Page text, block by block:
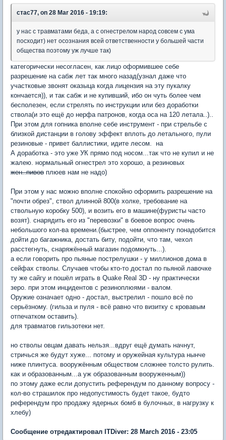
стас77, on 28 Mar 2016 - 19:19:
у нас с травматами беда, а с огнестрелом народ совсем с ума
посходит) нет осознания всей ответственности у большей части
общества поэтому уж лучше так)
категорически несогласен, как лицо оформившее себе
разрешение на сабж лет так много назад(узнал даже что
участковые звонят оказыца когда лицензия на эту пукалку
кончается)), и так сабж и не купивший, ибо он чуть более чем
бесполезен, если стрелять по инструкции или без доработки
ствола(и это ещё до нерфа патронов, когда оса на 120 летала..)..
При этом для гопника вполне себе инструмент - при стрельбе с
близкой дистанции в голову эффект вплоть до летального, пули
резиновые - привет баллистики, идите лесом. на
А доработка - это уже УК прямо под носом...так что не купил и не
жалею. нормальный огнестрел это хорошо, а резиновых
жен..пивов плюев нам не надо)
При этом у нас можно вполне спокойно оформить разрешение на
"почти обрез", ствол длинной 800(в холке, требование на
ствольную коробку 500), и возить его в машине(фуристы часто
возят). снарядить его из "перевозки" в боевое вопрос очень
небольшого кол-ва времени.(быстрее, чем оппоненту понадобится
дойти до багажника, достать биту, подойти, что там, чехол
расстегнуть, снаряжённый магазин подомкнуть...).
а если говорить про пьяные пострелушки - у миллионов дома в
сейфах стволы. Случаев чтобы кто-то достал по пьяной лавочке
ту же сайгу и пошёл играть в Quake Real 3D - ну практически
зеро. при этом инцидентов с резиноплюями - валом.
Оружие означает одно - достал, выстрелил - пошло всё по
серьёзному. (гильза и пуля - всё равно что визитку с кровавым
отпечатком оставить).
для травматов гильзотеки нет.
но стволы овцам давать нельзя...вдруг ещё думать начнут,
стричься же будут хуже... потому и оружейная культура нынче
ниже плинтуса. вооружённым обществом сложнее толсто рулить.
как и образованным...а уж образованным вооруженным))
по этому даже если допустить референдум по данному вопросу -
кол-во страшилок про недопустимость будет такое, будто
референдум про продажу ядерных бомб в булочных, в нагрузку к
хлебу)
Сообщение отредактировал ITDiver: 28 March 2016 - 23:05